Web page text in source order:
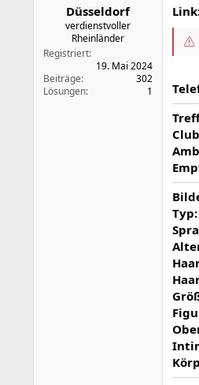
Düsseldorf
verdienstvoller
Rheinländer
Registriert
19. Mai 2024
Beiträge
302
Lösungen
1
Typ: